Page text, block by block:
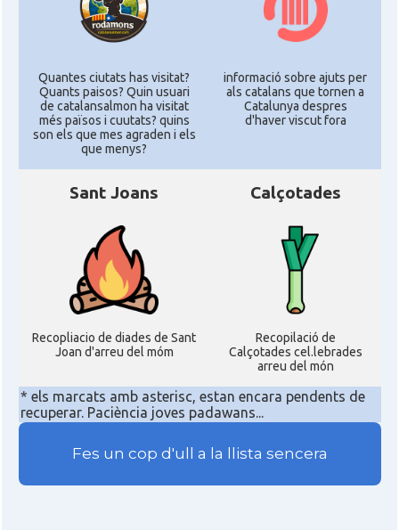
Quantes ciutats has visitat?
Quants paisos? Quin usuari
de catalansalmon ha visitat
més països i cuutats? quins
son els que mes agraden i els
que menys?
informació sobre ajuts per
als catalans que tornen a
Catalunya despres
d'haver viscut fora
Sant Joans
Recopliacio de diades de Sant
Joan d'arreu del móm
Calçotades
Recopilació de
Calçotades cel.lebrades
arreu del món
* els marcats amb asterisc, estan encara pendents de
recuperar. Paciència joves padawans...
Fes un cop d'ull a la llista sencera